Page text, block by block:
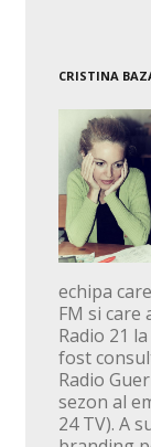
CRISTINA
echipa
FM si
Radio 21
fost
Radio
sezon al
24 TV). A